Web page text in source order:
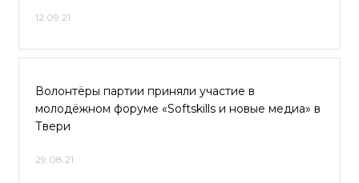
12.09.21
Волонтёры партии приняли участие в
молодёжном форуме «Softskills и новые медиа» в
Твери
29.08.21